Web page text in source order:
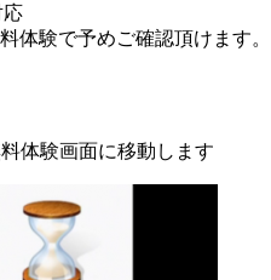
応
体験で予めご確認頂けます。
体験画面に移動します